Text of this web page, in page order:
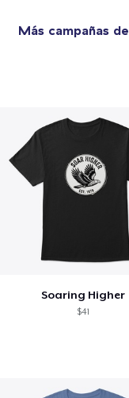
Más campañas de
Soaring Higher
$41